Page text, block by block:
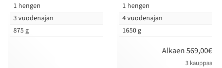
1 hengen
3 vuodenajan
875 g
1 hengen
4 vuodenajan
1650 g
Alkaen 569,00€
3 kauppaa